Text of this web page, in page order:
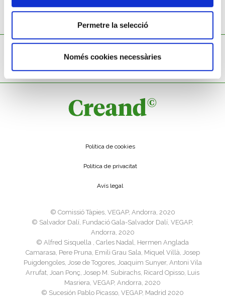
Permetre la selecció
Només cookies necessàries
TAMBÉ ET POT INTERESSAR
Política de cookies
Política de privacitat
Avís legal
©️ Comissió Tàpies, VEGAP, Andorra, 2020
©️ Salvador Dalí, Fundació Gala-Salvador Dalí, VEGAP,
Andorra, 2020
©️ Alfred Sisquella , Carles Nadal, Hermen Anglada
Camarasa, Pere Pruna, Emili Grau Sala, Miquel Villà, Josep
Puigdengoles, Jose de Togores, Joaquim Sunyer, Antoni Vila
Arrufat, Joan Ponç, Josep M. Subirachs, Ricard Opisso, Luis
Masriera, VEGAP, Andorra, 2020
©️ Sucesión Pablo Picasso, VEGAP, Madrid 2020